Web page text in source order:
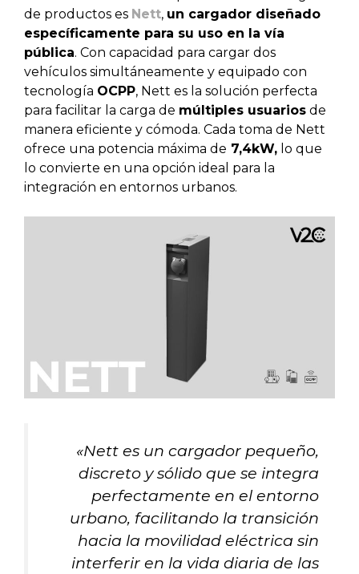
de productos es Nett, un cargador diseñado
específicamente para su uso en la vía
pública. Con capacidad para cargar dos
vehículos simultáneamente y equipado con
tecnología OCPP, Nett es la solución perfecta
para facilitar la carga de múltiples usuarios de
manera eficiente y cómoda. Cada toma de Nett
ofrece una potencia máxima de 7,4kW, lo que
lo convierte en una opción ideal para la
integración en entornos urbanos.
«Nett es un cargador pequeño,
discreto y sólido que se integra
perfectamente en el entorno
urbano, facilitando la transición
hacia la movilidad eléctrica sin
interferir en la vida diaria de las